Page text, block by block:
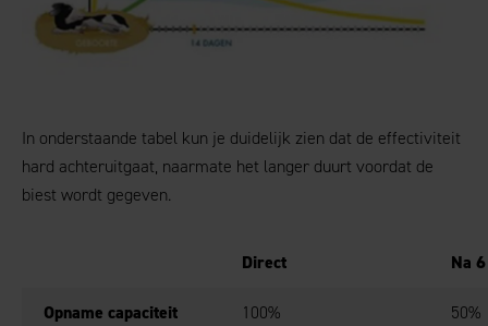
In onderstaande tabel kun je duidelijk zien dat de effectiviteit
hard achteruitgaat, naarmate het langer duurt voordat de
biest wordt gegeven.
Direct Na
Opname capaciteit
100% 50%